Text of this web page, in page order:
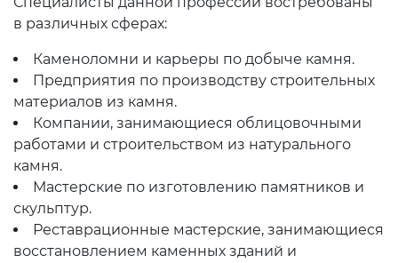
в различных сферах:
Каменоломни и карьеры по добыче камня.
Предприятия по производству строительных
материалов из камня.
Компании, занимающиеся облицовочными
работами и строительством из натурального
камня.
Мастерские по изготовлению памятников и
скульптур.
Реставрационные мастерские, занимающиеся
восстановлением каменных зданий и